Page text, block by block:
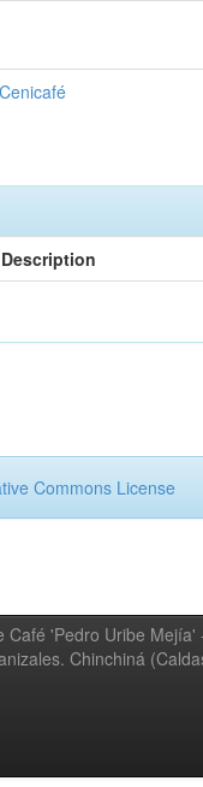
Description
Commons License
'Pedro Uribe Mejía'
Chinchiná